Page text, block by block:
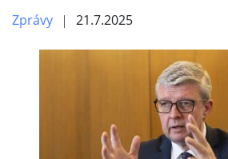
Zprávy 21.7.2025